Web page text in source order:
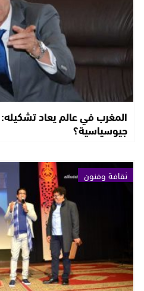
المغرب في عالم يعاد تشكيله:
جيوسياسية؟
ثقافة وفنون